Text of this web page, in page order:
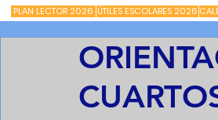
PLAN LECTOR 2026 ÚTILES ESCOLARES 2026